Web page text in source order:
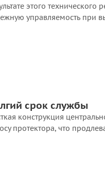
этого
управляемость при
срок службы
конструкция
протектора, что